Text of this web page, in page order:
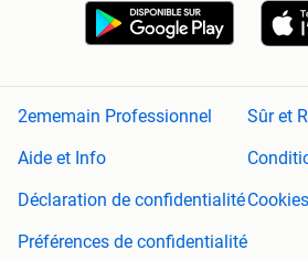
2ememain Professionnel
Sûr et
Aide et Info
Déclaration de confidentialitéCookies
Préférences de confidentialité